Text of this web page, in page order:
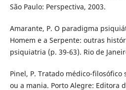
São Paulo: Perspectiva, 2003.
Amarante, P. O paradigma
Homem e a Serpente: outras
psiquiatria (p. 39-63). Rio de
Pinel, P. Tratado médico-filosófico
ou a mania. Porto Alegre: Editora